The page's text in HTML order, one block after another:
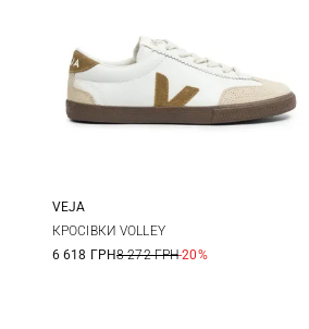
36 37
VEJA
КРОСІВКИ VOLLEY
6 618 ГРН8 272 ГРН-20%